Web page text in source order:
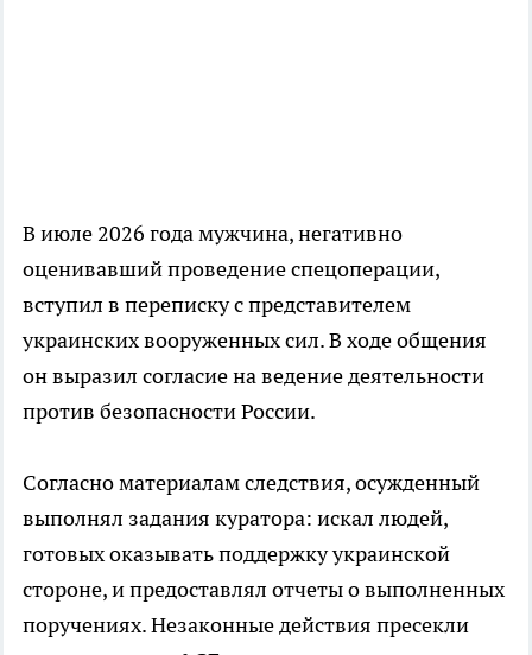
В июле 2026 года мужчина, негативно
оценивавший проведение спецоперации,
вступил в переписку с представителем
украинских вооруженных сил. В ходе общения
он выразил согласие на ведение деятельности
против безопасности России.
Согласно материалам следствия, осужденный
выполнял задания куратора: искал людей,
готовых оказывать поддержку украинской
стороне, и предоставлял отчеты о выполненных
поручениях. Незаконные действия пресекли